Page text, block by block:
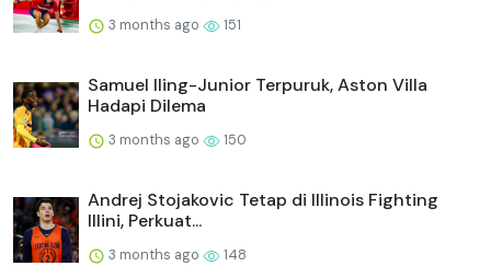
3 months ago 151
Samuel Iling-Junior Terpuruk, Aston Villa
Hadapi Dilema
3 months ago 150
Andrej Stojakovic Tetap di Illinois Fighting
Illini, Perkuat...
3 months ago 148